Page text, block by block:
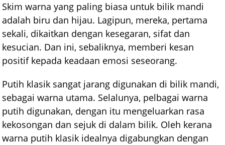
Skim warna yang paling biasa untuk bilik mandi
adalah biru dan hijau. Lagipun, mereka, pertama
sekali, dikaitkan dengan kesegaran, sifat dan
kesucian. Dan ini, sebaliknya, memberi kesan
positif kepada keadaan emosi seseorang.
Putih klasik sangat jarang digunakan di bilik mandi,
sebagai warna utama. Selalunya, pelbagai warna
putih digunakan, dengan itu mengeluarkan rasa
kekosongan dan sejuk di dalam bilik. Oleh kerana
warna putih klasik idealnya digabungkan dengan